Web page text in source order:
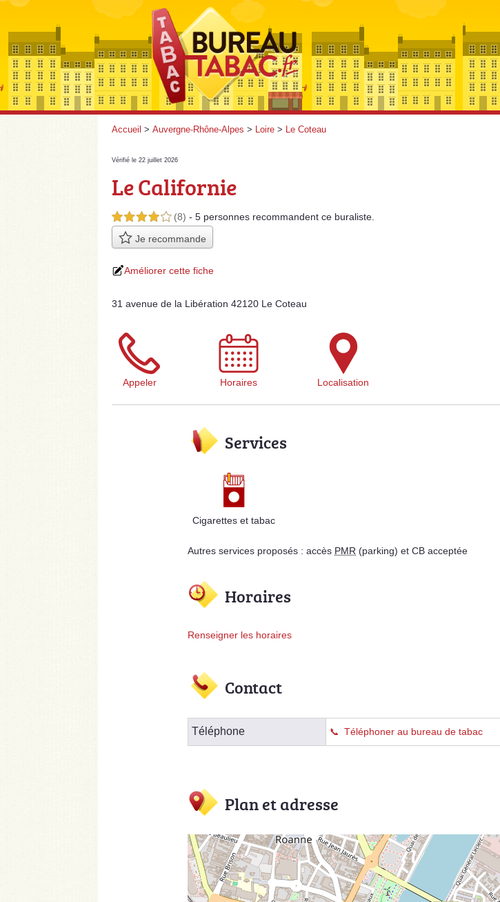
Accueil > Auvergne-Rhône-Alpes > Loire > Le Coteau
Vérifié le 22 juillet 2026
Le Californie
4,0 étoiles sur 5 (8) - 5 personnes recommandent ce buraliste.
Je recommande
Améliorer cette fiche
31 avenue de la Libération 42120 Le Coteau
Appeler Horaires Localisation
Services
Cigarettes et tabac
Autres services proposés : accès PMR (parking) et CB acceptée
Horaires
Renseigner les horaires
Contact
Téléphone Téléphoner au bureau de tabac
Plan et adresse